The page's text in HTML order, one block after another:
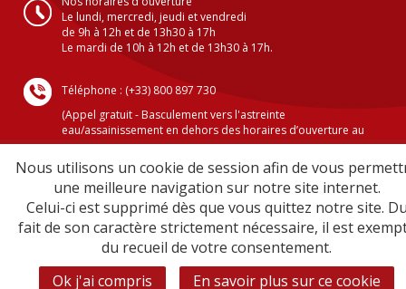
Le lundi, mercredi, jeudi et vendredi
de 9h à 12h et de 13h30 à 17h
Le mardi de 10h à 12h et de 13h30 à 17h.
Téléphone : (+33) 800 897 730
(Appel gratuit - Basculement vers l'astreinte
eau/assainissement en dehors des horaires d’ouverture au
public )
Crédits
Mentions légales
Plan du site
Sécurité informatique
Nous utilisons un cookie de session afin de vous
une meilleure navigation sur notre site internet.
Celui-ci est supprimé dès que vous quittez notre site.
fait de son caractère strictement nécessaire, il est
du recueil de votre consentement.
Ok j'ai compris
En savoir plus sur ce cookie